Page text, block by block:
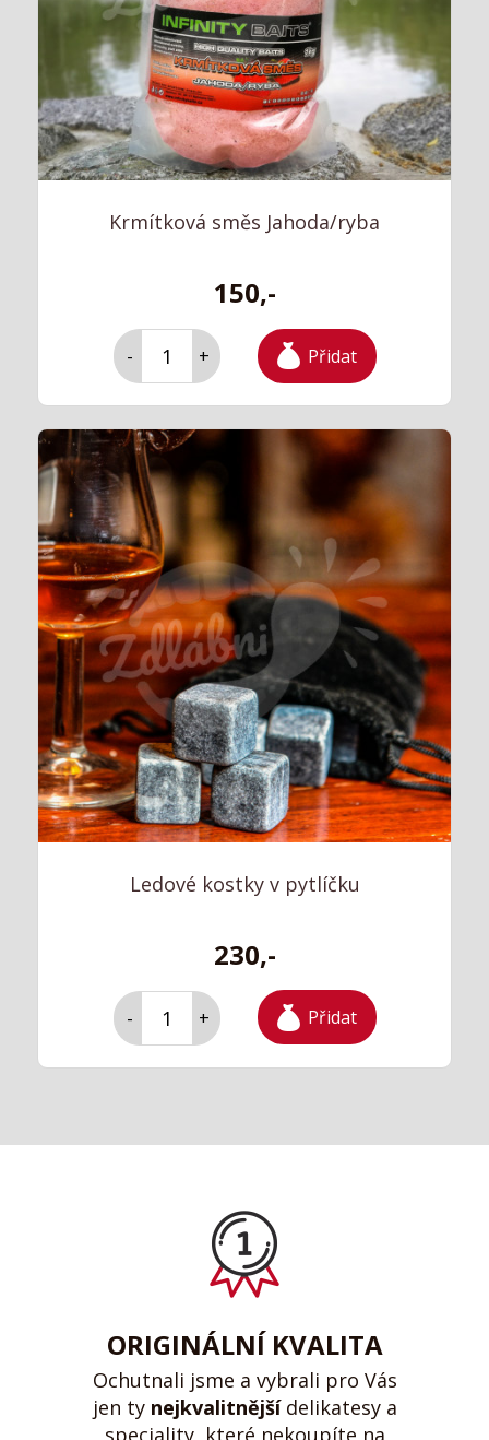
Krmítková směs Jahoda/ryba
150,-
- + Přidat
Ledové kostky v pytlíčku
230,-
- + Přidat
ORIGINÁLNÍ KVALITA
Ochutnali jsme a vybrali pro Vás
jen ty nejkvalitnějšídelikatesy a
speciality, které nekoupíte na